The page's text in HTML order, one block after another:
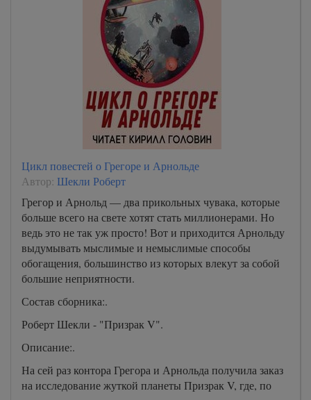
Цикл повестей о Грегоре и Арнольде
Автор: Шекли Роберт
Грегор и Арнольд — два прикольных чувака, которые
больше всего на свете хотят стать миллионерами. Но
ведь это не так уж просто! Вот и приходится Арнольду
выдумывать мыслимые и немыслимые способы
обогащения, большинство из которых влекут за собой
большие неприятности.
Состав сборника:.
Роберт Шекли - "Призрак V".
Описание:.
На сей раз контора Грегора и Арнольда получила заказ
на исследование жуткой планеты Призрак V, где, по